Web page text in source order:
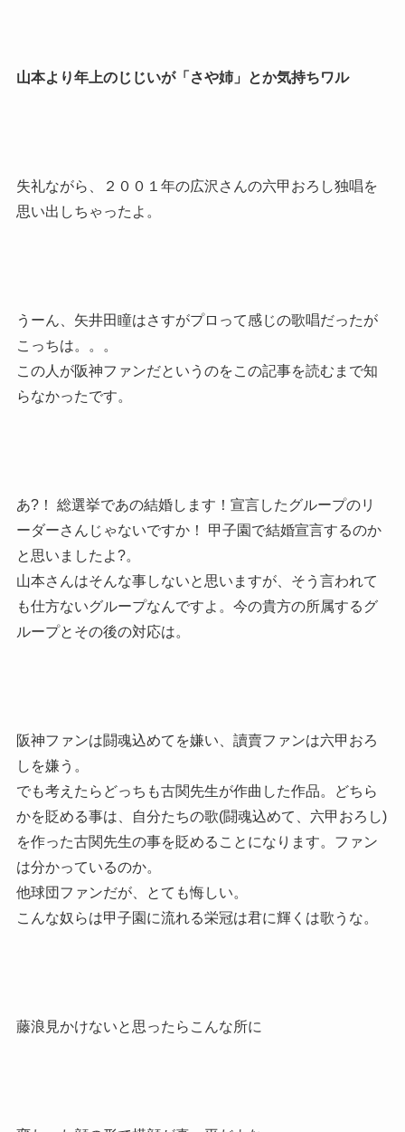
山本より年上のじじいが「さや姉」とか気持ちワル
失礼ながら、２００１年の広沢さんの六甲おろし独唱を
思い出しちゃったよ。
うーん、矢井田瞳はさすがプロって感じの歌唱だったが
こっちは。。。
この人が阪神ファンだというのをこの記事を読むまで知
らなかったです。
あ?！ 総選挙であの結婚します！宣言したグループのリ
ーダーさんじゃないですか！ 甲子園で結婚宣言するのか
と思いましたよ?。
山本さんはそんな事しないと思いますが、そう言われて
も仕方ないグループなんですよ。今の貴方の所属するグ
ループとその後の対応は。
阪神ファンは闘魂込めてを嫌い、讀賣ファンは六甲おろ
しを嫌う。
でも考えたらどっちも古関先生が作曲した作品。どちら
かを貶める事は、自分たちの歌(闘魂込めて、六甲おろし)
を作った古関先生の事を貶めることになります。ファン
は分かっているのか。
他球団ファンだが、とても悔しい。
こんな奴らは甲子園に流れる栄冠は君に輝くは歌うな。
藤浪見かけないと思ったらこんな所に